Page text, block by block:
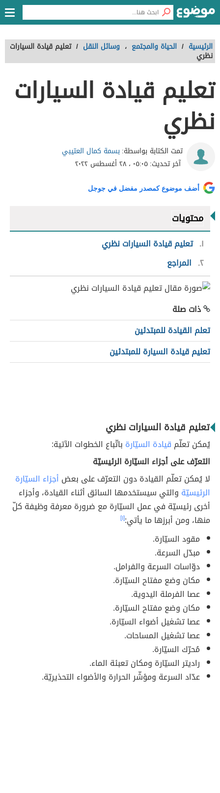
الرئيسية / الحياة والمجتمع ، وسائل النقل / تعليم قيادة السيارات
نظري
تعليم قيادة السيارات
نظري
تمت الكتابة بواسطة: بسمة كمال العتيبي
آخر تحديث:٠٥:٠٥ ، ٢٨ أغسطس ٢٠٢٢
أضف موضوع كمصدر مفضل في جوجل
محتويات
١ تعليم قيادة السيارات نظري
٢ المراجع
ذات صلة
تعلم القيادة للمبتدئين
تعليم قيادة السيارة للمبتدئين
تعليم قيادة السيارات نظري
يُمكن تعلّم قيادة السيّارة باتّباع الخطوات الآتية:
التعرّف على أجزاء السيّارة الرئيسيّة
لا يُمكن تعلّم القيادة دون التعرّف على بعض أجزاء السيّارة
الرئيسيّة والتي سيستخدمها السائق أثناء القيادة، وأجزاء
أخرى رئيسيّة في عمل السيّارة مع ضرورة معرفة وظيفة كلّ
منها، ومن أبرزها ما يأتي:[١]
مقود السيّارة.
مبدّل السرعة.
دوّاسات السرعة والفرامل.
مكان وضع مفتاح السيّارة.
عصا الفرملة اليدوية.
مكان وضع مفتاح السيّارة.
عصا تشغيل أضواء السيّارة.
عصا تشغيل المساحات.
مُحرّك السيّارة.
راديتر السيّارة ومكان تعبئة الماء.
عدّاد السرعة ومؤشّر الحرارة والأضواء التحذيريّة.